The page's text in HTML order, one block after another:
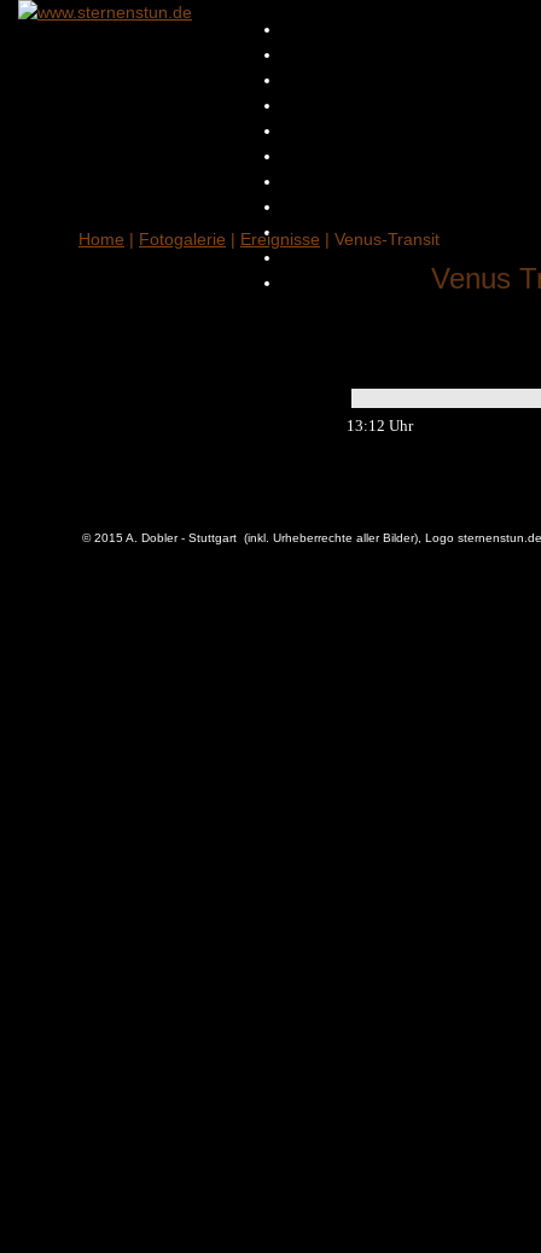
Home | Fotogalerie | Ereignisse | Venus-Transit
Venus
13:12 Uhr
© 2015 A. Dobler - Stuttgart (inkl. Urheberrechte aller Bilder), Logo